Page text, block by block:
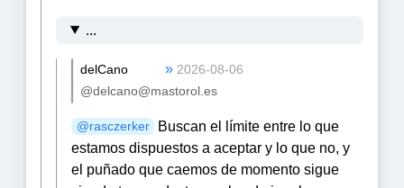
...
delCano » 2026-08-06
@delcano@mastorol.es
@rasczerker
Buscan el límite entre lo que
estamos dispuestos a aceptar y lo que no, y
el puñado que caemos de momento sigue